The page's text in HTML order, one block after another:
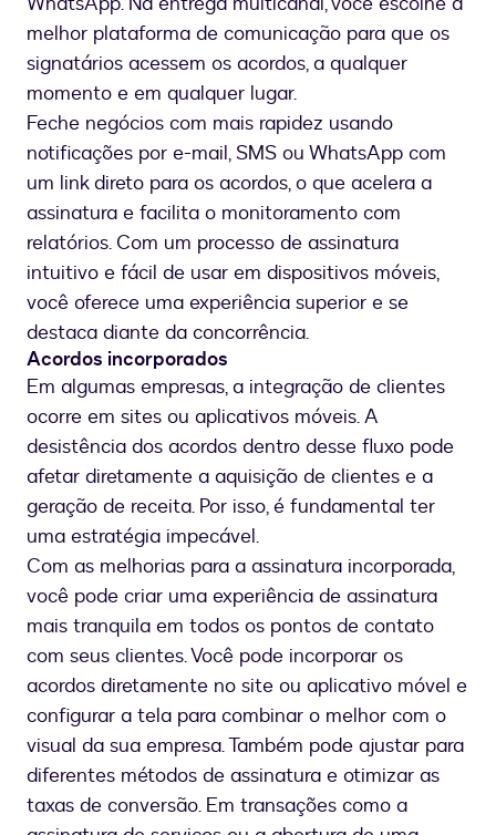
melhor plataforma de comunicação para que os
signatários acessem os acordos, a qualquer
momento e em qualquer lugar.
Feche negócios com mais rapidez usando
notificações por e-mail, SMS ou WhatsApp com
um link direto para os acordos, o que acelera a
assinatura e facilita o monitoramento com
relatórios. Com um processo de assinatura
intuitivo e fácil de usar em dispositivos móveis,
você oferece uma experiência superior e se
destaca diante da concorrência.
Acordos incorporados
Em algumas empresas, a integração de clientes
ocorre em sites ou aplicativos móveis. A
desistência dos acordos dentro desse fluxo pode
afetar diretamente a aquisição de clientes e a
geração de receita. Por isso, é fundamental ter
uma estratégia impecável.
Com as melhorias para a assinatura incorporada,
você pode criar uma experiência de assinatura
mais tranquila em todos os pontos de contato
com seus clientes. Você pode incorporar os
acordos diretamente no site ou aplicativo móvel e
configurar a tela para combinar o melhor com o
visual da sua empresa. Também pode ajustar para
diferentes métodos de assinatura e otimizar as
taxas de conversão. Em transações como a